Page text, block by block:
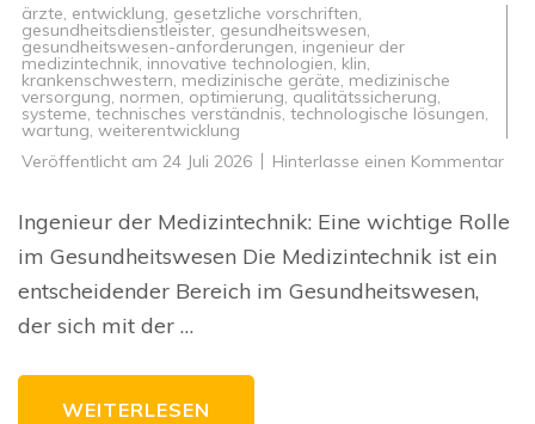
ärzte, entwicklung, gesetzliche vorschriften,
gesundheitsdienstleister, gesundheitswesen,
gesundheitswesen-anforderungen, ingenieur der
medizintechnik, innovative technologien, klin,
krankenschwestern, medizinische geräte, medizinische
versorgung, normen, optimierung,qualitätssicherung,
systeme, technisches verständnis, technologische lösungen,
wartung, weiterentwicklung
Veröffentlicht am 24 Juli 2026 Hinterlasse einen Kommentarzu
Ingenieur der Medizintechnik: Eine wichtige Rolle
im Gesundheitswesen Die Medizintechnik ist ein
entscheidender Bereich im Gesundheitswesen,
der sich mit der …
WEITERLESEN